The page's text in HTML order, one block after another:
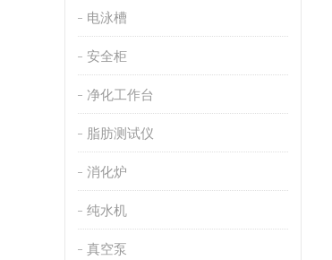
电泳槽
安全柜
净化工作台
脂肪测试仪
消化炉
纯水机
真空泵